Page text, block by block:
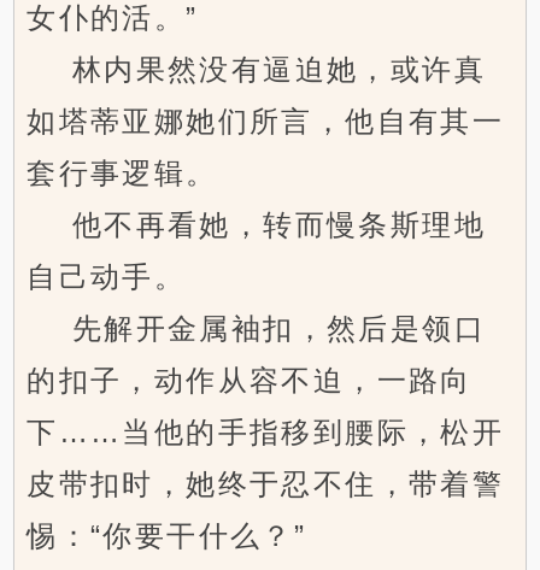
女仆的活。”
林内果然没有逼迫她，或许真
如塔蒂亚娜她们所言，他自有其一
套行事逻辑。
他不再看她，转而慢条斯理地
自己动手。
先解开金属袖扣，然后是领口
的扣子，动作从容不迫，一路向
下……当他的手指移到腰际，松开
皮带扣时，她终于忍不住，带着警
惕：“你要干什么？”